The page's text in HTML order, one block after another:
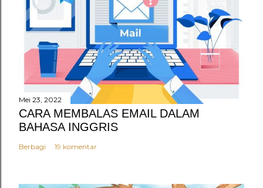
m
Mei 23, 2022
CARA MEMBALAS EMAIL DALAM
BAHASA INGGRIS
Berbagi 19 komentar